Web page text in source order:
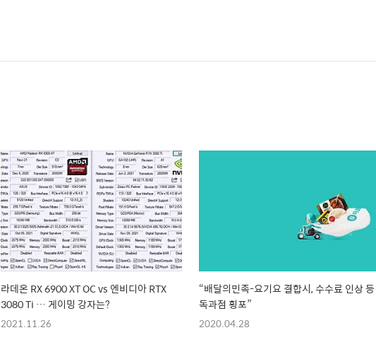
라데온 RX 6900 XT OC vs 엔비디아 RTX
3080 Ti … 게이밍 강자는?
2021.11.26
“배달의민족-요기요 결합시, 수수료 인상 등
독과점 횡포”
2020.04.28